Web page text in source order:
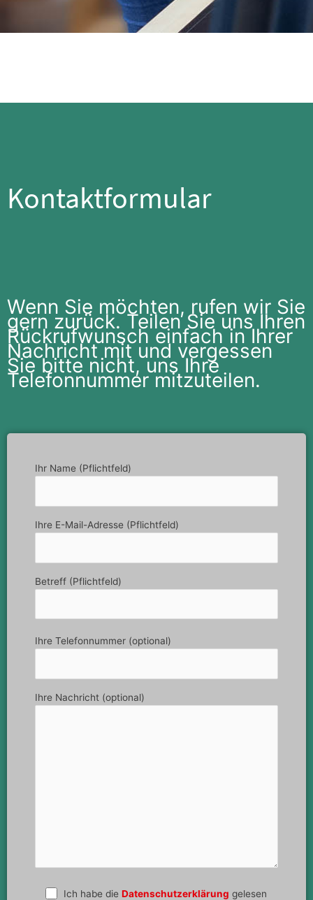
Kontaktformular
Wenn Sie möchten, rufen wir Sie
gern zurück. Teilen Sie uns Ihren
Rückrufwunsch einfach in Ihrer
Nachricht mit und vergessen
Sie bitte nicht, uns Ihre
Telefonnummer mitzuteilen.
Ihr Name (Pflichtfeld)
Ihre E-Mail-Adresse (Pflichtfeld)
Betreff (Pflichtfeld)
Ihre Telefonnummer (optional)
Ihre Nachricht (optional)
Ich habe die Datenschutzerklärung gelesen